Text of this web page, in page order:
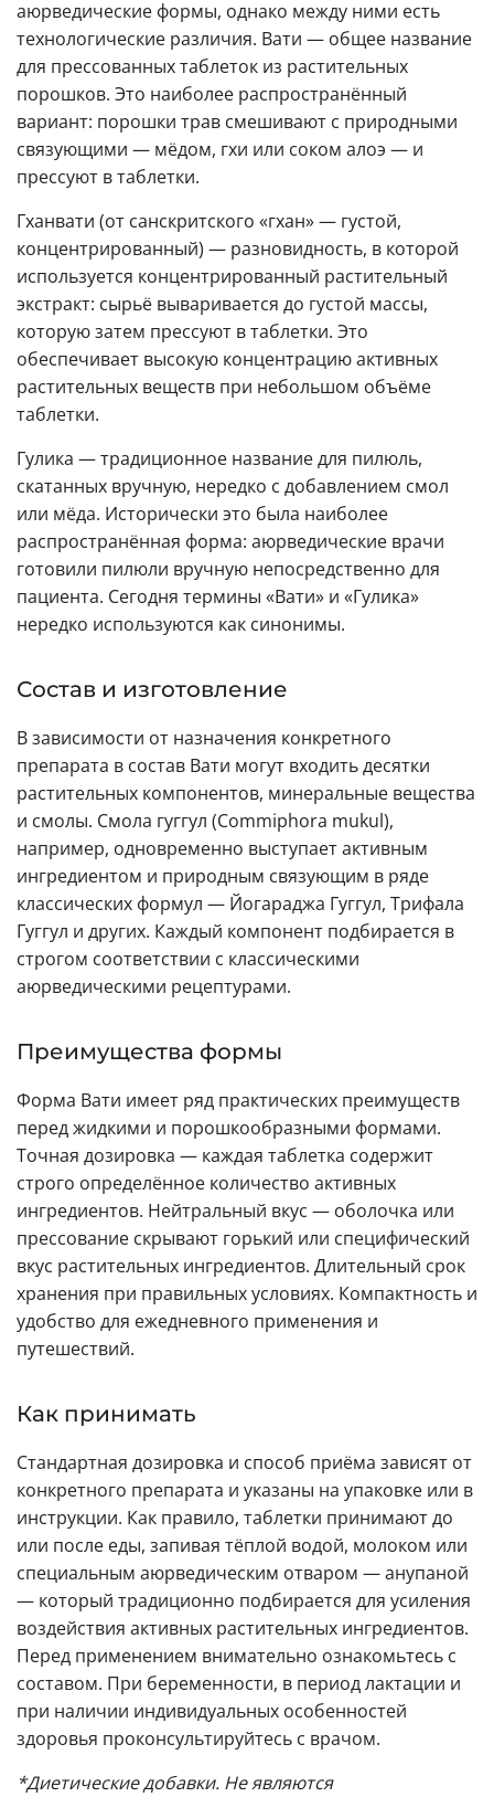
аюрведические формы, однако между ними есть
технологические различия. Вати — общее название
для прессованных таблеток из растительных
порошков. Это наиболее распространённый
вариант: порошки трав смешивают с природными
связующими — мёдом, гхи или соком алоэ — и
прессуют в таблетки.
Гханвати (от санскритского «гхан» — густой,
концентрированный) — разновидность, в которой
используется концентрированный растительный
экстракт: сырьё вываривается до густой массы,
которую затем прессуют в таблетки. Это
обеспечивает высокую концентрацию активных
растительных веществ при небольшом объёме
таблетки.
Гулика — традиционное название для пилюль,
скатанных вручную, нередко с добавлением смол
или мёда. Исторически это была наиболее
распространённая форма: аюрведические врачи
готовили пилюли вручную непосредственно для
пациента. Сегодня термины «Вати» и «Гулика»
нередко используются как синонимы.
Состав и изготовление
В зависимости от назначения конкретного
препарата в состав Вати могут входить десятки
растительных компонентов, минеральные вещества
и смолы. Смола гуггул (Commiphora mukul),
например, одновременно выступает активным
ингредиентом и природным связующим в ряде
классических формул — Йогараджа Гуггул, Трифала
Гуггул и других. Каждый компонент подбирается в
строгом соответствии с классическими
аюрведическими рецептурами.
Преимущества формы
Форма Вати имеет ряд практических преимуществ
перед жидкими и порошкообразными формами.
Точная дозировка — каждая таблетка содержит
строго определённое количество активных
ингредиентов. Нейтральный вкус — оболочка или
прессование скрывают горький или специфический
вкус растительных ингредиентов. Длительный срок
хранения при правильных условиях. Компактность и
удобство для ежедневного применения и
путешествий.
Как принимать
Стандартная дозировка и способ приёма зависят от
конкретного препарата и указаны на упаковке или в
инструкции. Как правило, таблетки принимают до
или после еды, запивая тёплой водой, молоком или
специальным аюрведическим отваром — анупаной
— который традиционно подбирается для усиления
воздействия активных растительных ингредиентов.
Перед применением внимательно ознакомьтесь с
составом. При беременности, в период лактации и
при наличии индивидуальных особенностей
здоровья проконсультируйтесь с врачом.
*Диетические добавки. Не являются